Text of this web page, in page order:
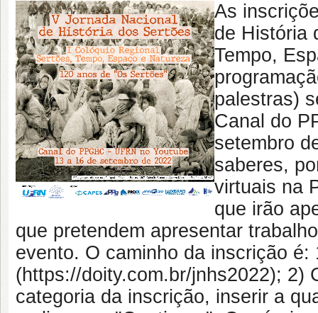
As
de História
Tempo,
palestras)
Canal do
setembro
saberes,
virtuais na
que irão
que pretendem apresentar
evento. O caminho da inscrição
(https://doity.com.br/jnhs2022); 2)
categoria da inscrição, inserir a